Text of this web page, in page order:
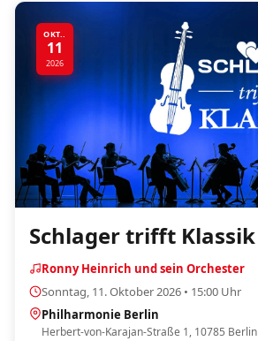
OKT..
11
2026
Schlager trifft Klassik
Ronny Heinrich und sein Orchester
Sonntag, 11. Oktober 2026 • 15:00 Uhr
Philharmonie Berlin
Herbert-von-Karajan-Straße 1, 10785 Berlin